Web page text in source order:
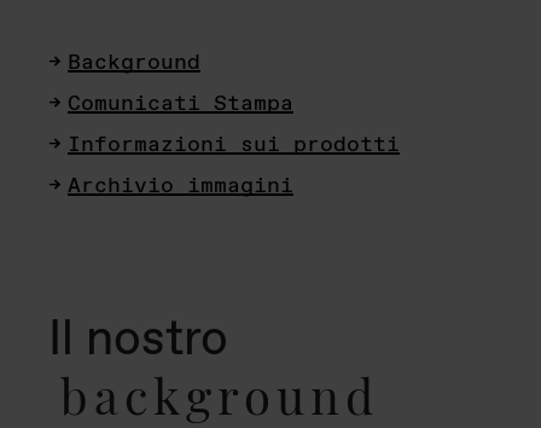
Background
Comunicati Stampa
Informazioni sui prodotti
Archivio immagini
Il nostro
background